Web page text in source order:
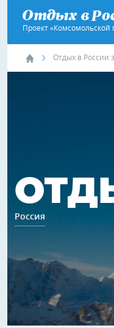
Проект «Комсомольской
Отдых в России
Россия